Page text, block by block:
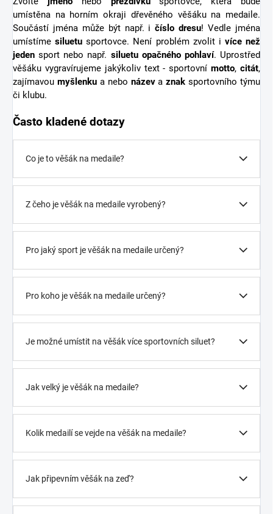
umístěna na horním okraji dřevěného věšáku na medaile.
Součástí jména může být např. ičíslo dresu! Vedle jména
umístímesiluetu sportovce. Není problém zvolit i více než
jeden sport nebo např. siluetu opačného pohlaví. Uprostřed
věšáku vygravírujeme jakýkoliv text - sportovnímotto,citát,
zajímavou myšlenkua nebo názevaznak sportovního týmu
či klubu.
Často kladené dotazy
Co je to věšák na medaile?
Z čeho je věšák na medaile vyrobený?
Pro jaký sport je věšák na medaile určený?
Pro koho je věšák na medaile určený?
Je možné umístit na věšák více sportovních siluet?
Jak velký je věšák na medaile?
Kolik medailí se vejde na věšák na medaile?
Jak připevním věšák na zeď?